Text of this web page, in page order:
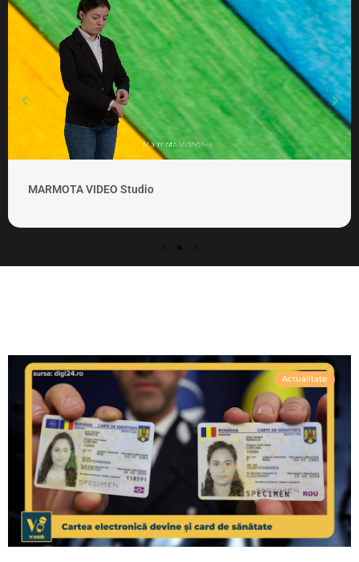
MARMOTA VIDEO Clipuri si promovare
Actualitate